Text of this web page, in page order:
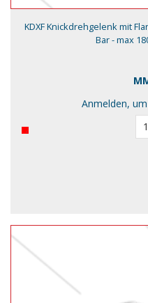
KDXF Knickdrehgelenk mit
Bar - max
Anmelden,